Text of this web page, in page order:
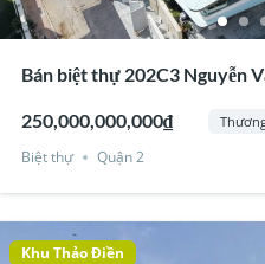
Bán biệt thự 202C3 Nguyễn
250,000,000,000₫
Biệt thự Quận 2
Khu Thảo Điền